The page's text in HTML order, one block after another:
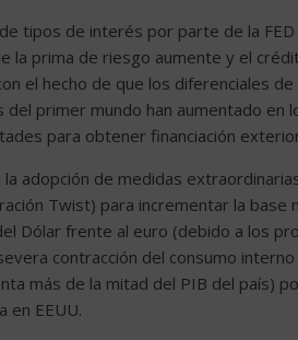
tipos de interés por parte de la
la prima de riesgo aumente y el
el hecho de que los diferenciales
del primer mundo han aumentado en
para obtener financiación
la adopción de medidas
Twist) para incrementar la
Dólar frente al euro (debido a los
contracción del consumo
más de la mitad del PIB del país)
en EEUU.